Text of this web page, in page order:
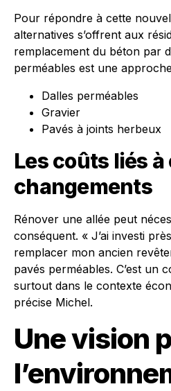
Pour répondre à cette
alternatives s’offrent aux
remplacement du béton par
perméables est une
Dalles perméables
Gravier
Pavés à joints herbeux
Les coûts liés à
changements
Rénover une allée peut
conséquent. « J’ai investi
remplacer mon ancien
pavés perméables. C’est un
surtout dans le contexte
précise Michel.
Une vision